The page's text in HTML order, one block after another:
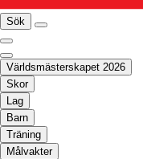
Sök
Världsmästerskapet 2026
Skor
Lag
Barn
Träning
Målvakter